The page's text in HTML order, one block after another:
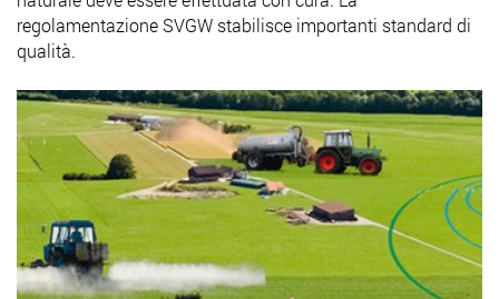
regolamentazione SVGW stabilisce importanti standard di
qualità.